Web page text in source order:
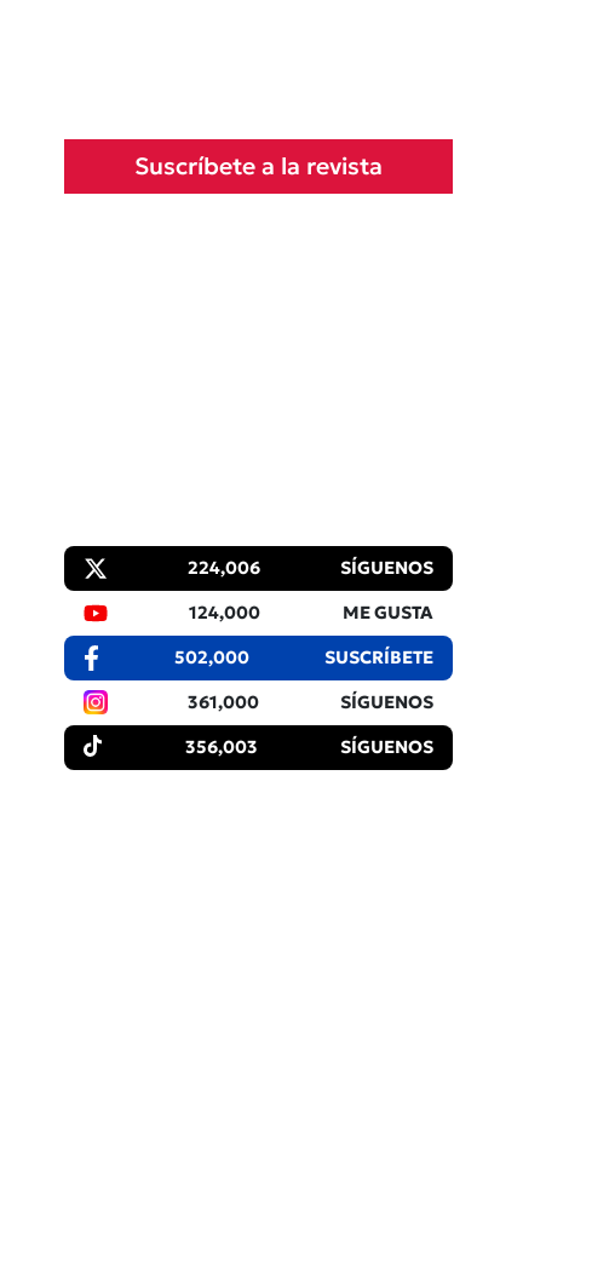
Suscríbete a la revista
224,006 SÍGUENOS
124,000 ME GUSTA
502,000 SUSCRÍBETE
361,000 SÍGUENOS
356,003 SÍGUENOS